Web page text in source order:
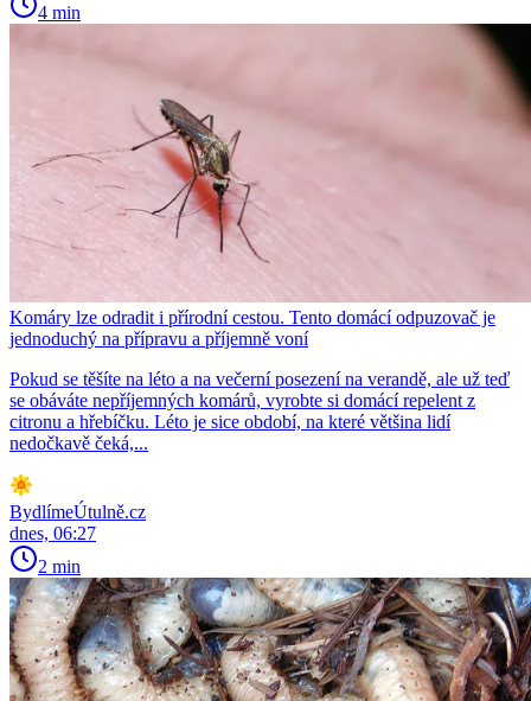
4 min
Komáry lze odradit i přírodní cestou. Tento domácí odpuzovač je
jednoduchý na přípravu a příjemně voní
Pokud se těšíte na léto a na večerní posezení na verandě, ale už teď
se obáváte nepříjemných komárů, vyrobte si domácí repelent z
citronu a hřebíčku. Léto je sice období, na které většina lidí
nedočkavě čeká,...
BydlímeÚtulně.cz
dnes, 06:27
2 min